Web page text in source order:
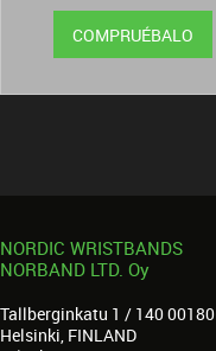
COMPRUÉBALO
NORDIC WRISTBANDS
NORBAND LTD. Oy
Tallberginkatu 1 / 140 00180
Helsinki, FINLAND